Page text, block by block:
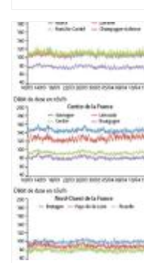
territoire national afin